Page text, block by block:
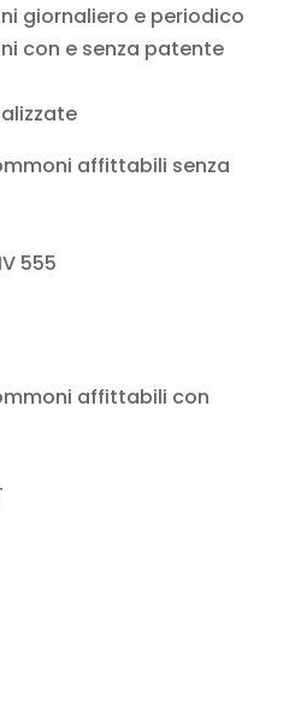
giornaliero e periodico
con e senza patente
affittabili senza
555
affittabili con